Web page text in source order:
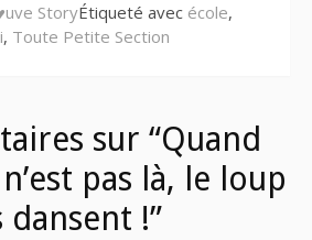
StoryÉtiqueté avec école,
, Toute Petite Section
sur “Quand
pas là, le loup
!”